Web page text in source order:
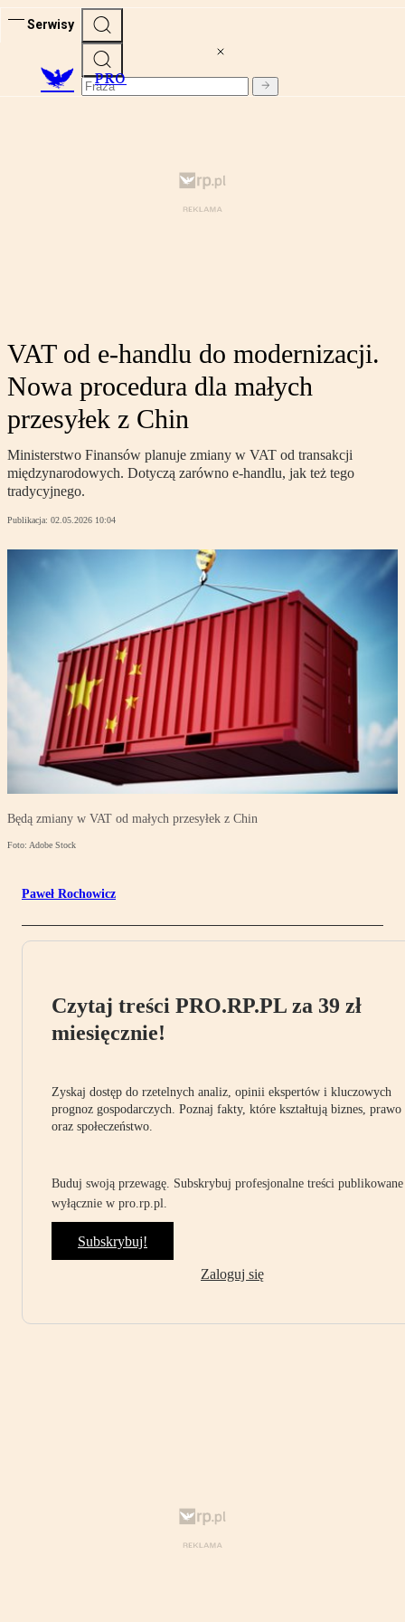
Serwisy
PRO
VAT od e-handlu do modernizacji.
Nowa procedura dla małych
przesyłek z Chin
Ministerstwo Finansów planuje zmiany w VAT od transakcji
międzynarodowych. Dotyczą zarówno e-handlu, jak też tego
tradycyjnego.
Publikacja: 02.05.2026 10:04
Będą zmiany w VAT od małych przesyłek z Chin
Foto: Adobe Stock
Paweł Rochowicz
Czytaj treści PRO.RP.PL za 39 zł
miesięcznie!
Zyskaj dostęp do rzetelnych analiz, opinii ekspertów i kluczowych
prognoz gospodarczych. Poznaj fakty, które kształtują biznes, prawo
oraz społeczeństwo.
Buduj swoją przewagę. Subskrybuj profesjonalne treści publikowane
wyłącznie w pro.rp.pl.
Subskrybuj!
Zaloguj się